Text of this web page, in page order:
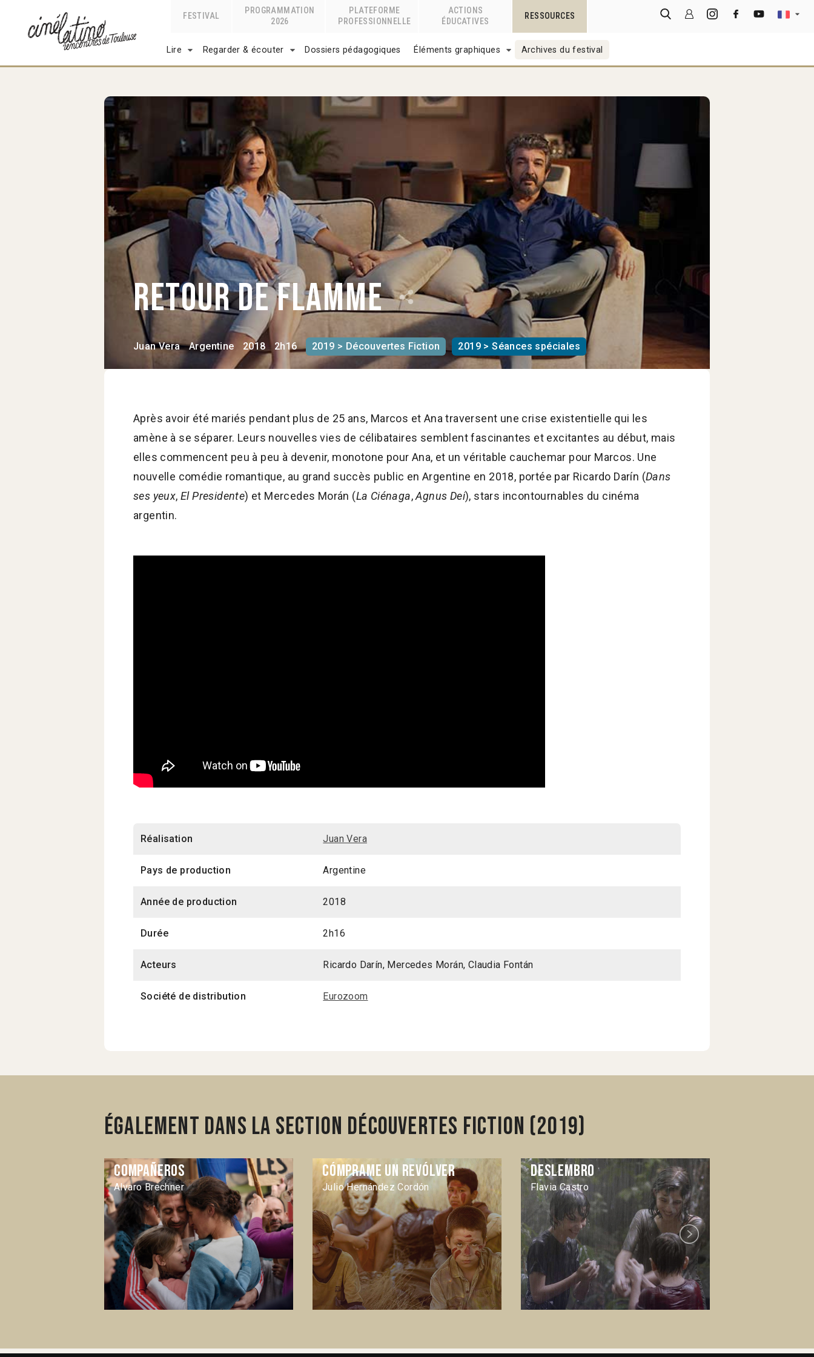
FESTIVAL
PROGRAMMATION
2026
PLATEFORME
PROFESSIONNELLE
ACTIONS
ÉDUCATIVES
RESSOURCES
Lire Regarder & écouter Dossiers pédagogiques Éléments graphiques Archives du festival
Retour de flamme
Juan Vera Argentine 2018 2h16 2019 > Découvertes Fiction 2019 > Séances spéciales
Après avoir été mariés pendant plus de 25 ans, Marcos et Ana traversent une crise existentielle qui les
amène à se séparer. Leurs nouvelles vies de célibataires semblent fascinantes et excitantes au début, mais
elles commencent peu à peu à devenir, monotone pour Ana, et un véritable cauchemar pour Marcos. Une
nouvelle comédie romantique, au grand succès public en Argentine en 2018, portée par Ricardo Darín (Dans
ses yeux, El Presidente) et Mercedes Morán (La Ciénaga,Agnus Dei), stars incontournables du cinéma
argentin.
Réalisation Juan Vera
Pays de production Argentine
Année de production 2018
Durée 2h16
Acteurs Ricardo Darín, Mercedes Morán, Claudia Fontán
Société de distribution Eurozoom
Également dans la section Découvertes Fiction (2019)
Compañeros
Alvaro Brechner
Cómprame un revólver
Julio Hernández Cordón
Deslembro
Flavia Castro
Next